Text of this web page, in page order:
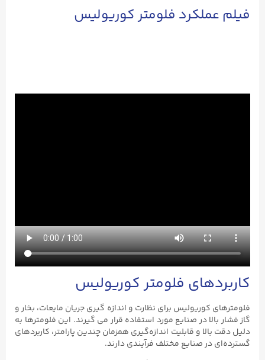
فیلم عملکرد فلومتر کوریولیس
کاربردهای فلومتر کوریولیس
فلومترهای کوریولیس برای نظارت و اندازه گیری جریان مایعات، بخار و
گاز فشار بالا در صنایع مورد استفاده قرار می گیرند. این فلومترها به
دلیل دقت بالا و قابلیت اندازه‌گیری همزمان چندین پارامتر، کاربردهای
گسترده‌ای در صنایع مختلف فرآیندی دارند.